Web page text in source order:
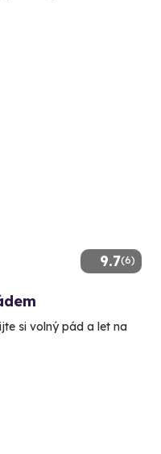
9.7(6)
si volný pád a let na